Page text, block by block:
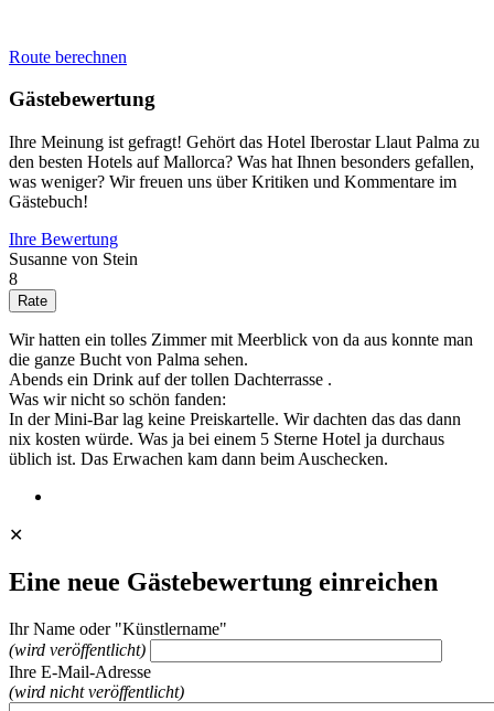
Route berechnen
Gästebewertung
Ihre Meinung ist gefragt! Gehört das Hotel Iberostar Llaut Palma zu
den besten Hotels auf Mallorca? Was hat Ihnen besonders gefallen,
was weniger? Wir freuen uns über Kritiken und Kommentare im
Gästebuch!
Ihre Bewertung
Susanne von Stein
8
Wir hatten ein tolles Zimmer mit Meerblick von da aus konnte man
die ganze Bucht von Palma sehen.
Abends ein Drink auf der tollen Dachterrasse .
Was wir nicht so schön fanden:
In der Mini-Bar lag keine Preiskartelle. Wir dachten das das dann
nix kosten würde. Was ja bei einem 5 Sterne Hotel ja durchaus
üblich ist. Das Erwachen kam dann beim Auschecken.
✕
Eine neue Gästebewertung einreichen
Ihr Name oder "Künstlername"
(wird veröffentlicht)
Ihre E-Mail-Adresse
(wird nicht veröffentlicht)